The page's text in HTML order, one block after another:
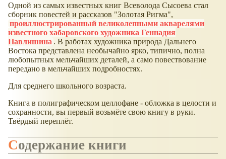
Одной из самых известных книг Всеволода Сысоева стал
сборник повестей и рассказов "Золотая Ригма",
проиллюстрированный великолепными акварелями
известного хабаровского художника Геннадия
Павлишина . В работах художника природа Дальнего
Востока представлена необычайно ярко, типично, полна
любопытных мельчайших деталей, а само повествование
передано в мельчайших подробностях.
Для среднего школьного возраста.
Книга в полиграфическом целлофане - обложка в целости и
сохранности, вы первый возьмёте свою книгу в руки.
Твёрдый переплёт.
Содержание книги